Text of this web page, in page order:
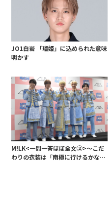
JO1白岩 「瑠姫」に込められた意味
明かす
M!LK<一問一答ほぼ全文②>～こだ
わりの衣装は「南極に行けるかなと